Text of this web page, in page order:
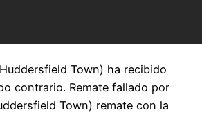
Town) ha recibido
contrario. Remate fallado por
Town) remate con la